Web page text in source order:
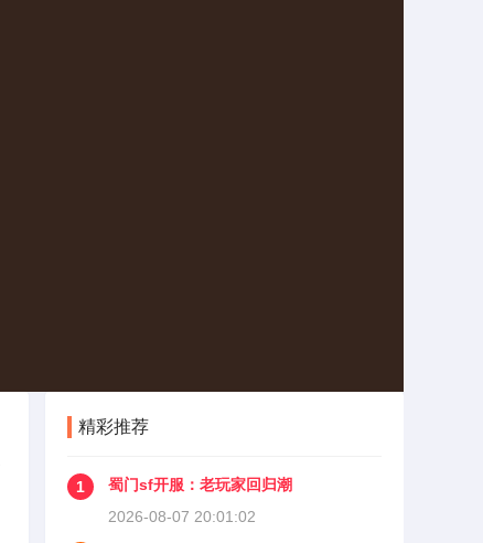
精彩推荐
1
蜀门sf开服：老玩家回归潮
2026-08-07 20:01:02